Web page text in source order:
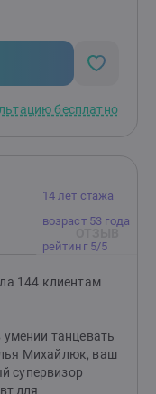
для
тренинги с
социальная
бесплатно
14 лет стажа
возраст 53 года
рейтинг 5/5
144 клиентам
танцевать
Михайлюк, ваш
супервизор
для